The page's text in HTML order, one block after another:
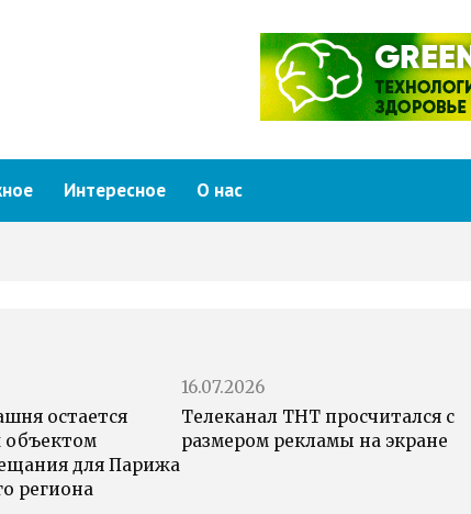
Интересное О нас
остается
для Парижа
региона
16.07.2026
Телеканал ТНТ просчитался с
размером рекламы на экране